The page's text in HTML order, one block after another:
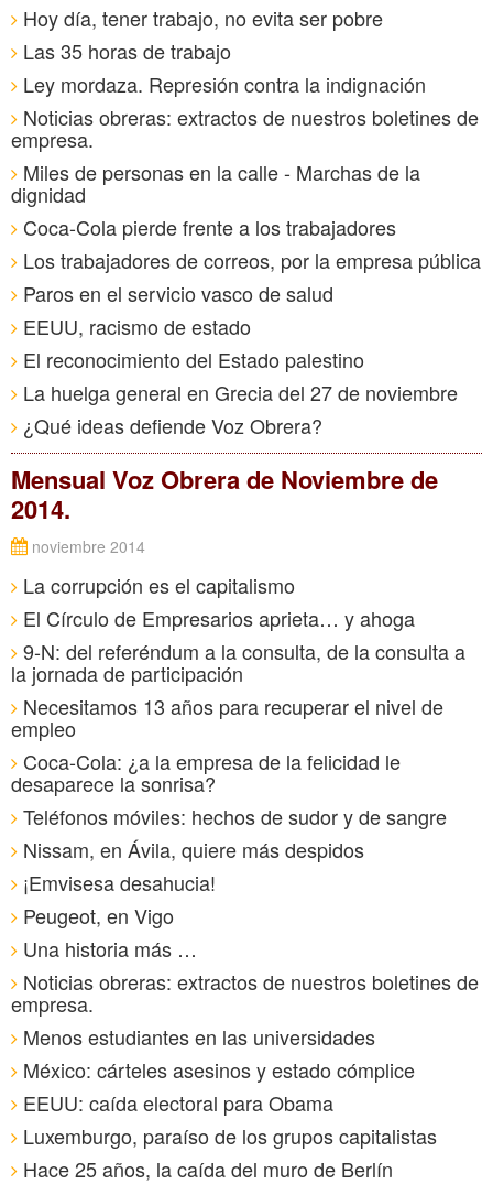
Hoy día, tener trabajo, no evita ser pobre
Las 35 horas de trabajo
Ley mordaza. Represión contra la indignación
Noticias obreras: extractos de nuestros boletines de
empresa.
Miles de personas en la calle - Marchas de la
dignidad
Coca-Cola pierde frente a los trabajadores
Los trabajadores de correos, por la empresa pública
Paros en el servicio vasco de salud
EEUU, racismo de estado
El reconocimiento del Estado palestino
La huelga general en Grecia del 27 de noviembre
¿Qué ideas defiende Voz Obrera?
Mensual Voz Obrera de Noviembre de
2014.
noviembre 2014
La corrupción es el capitalismo
El Círculo de Empresarios aprieta… y ahoga
9-N: del referéndum a la consulta, de la consulta a
la jornada de participación
Necesitamos 13 años para recuperar el nivel de
empleo
Coca-Cola: ¿a la empresa de la felicidad le
desaparece la sonrisa?
Teléfonos móviles: hechos de sudor y de sangre
Nissam, en Ávila, quiere más despidos
¡Emvisesa desahucia!
Peugeot, en Vigo
Una historia más …
Noticias obreras: extractos de nuestros boletines de
empresa.
Menos estudiantes en las universidades
México: cárteles asesinos y estado cómplice
EEUU: caída electoral para Obama
Luxemburgo, paraíso de los grupos capitalistas
Hace 25 años, la caída del muro de Berlín